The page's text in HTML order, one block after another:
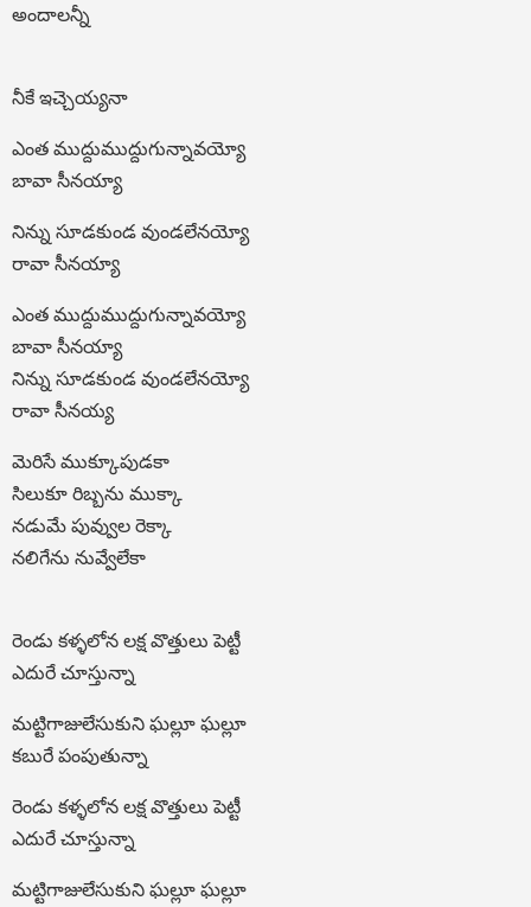
అందాలన్నీ
నీకే ఇచ్చెయ్యనా
ఎంత ముద్దుముద్దుగున్నావయ్యో
బావా సీనయ్యా
నిన్ను సూడకుండ వుండలేనయ్యో
రావా సీనయ్యా
ఎంత ముద్దుముద్దుగున్నావయ్యో
బావా సీనయ్యా
నిన్ను సూడకుండ వుండలేనయ్యో
రావా సీనయ్య
మెరిసే ముక్కూపుడకా
సిలుకూ రిబ్బను ముక్కా
నడుమే పువ్వుల రెక్కా
నలిగేను నువ్వేలేకా
రెండు కళ్ళలోన లక్ష వొత్తులు పెట్టీ
ఎదురే చూస్తున్నా
మట్టిగాజులేసుకుని ఘల్లూ ఘల్లూ
కబురే పంపుతున్నా
రెండు కళ్ళలోన లక్ష వొత్తులు పెట్టీ
ఎదురే చూస్తున్నా
మట్టిగాజులేసుకుని ఘల్లూ ఘల్లూ